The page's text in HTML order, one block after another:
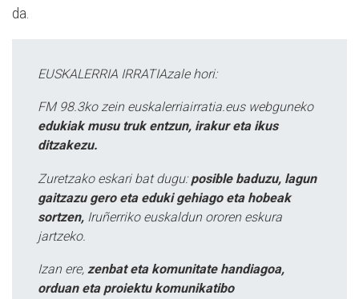
da.
EUSKALERRIA IRRATIAzale hori:
FM 98.3ko zein euskalerriairratia.eus webguneko
edukiak musu truk entzun, irakur eta ikus
ditzakezu.
Zuretzako eskari bat dugu: posible baduzu, lagun
gaitzazu gero eta eduki gehiago eta hobeak
sortzen, Iruñerriko euskaldun ororen eskura
jartzeko.
Izan ere, zenbat eta komunitate handiagoa,
orduan eta proiektu komunikatibo